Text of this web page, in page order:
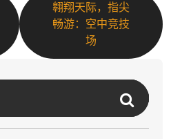
翱翔天际，指尖
畅游：空中竞技
场